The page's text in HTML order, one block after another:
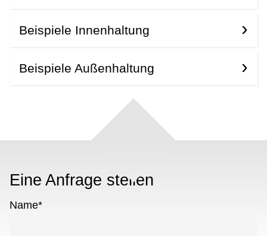
Beispiele Innenhaltung
Beispiele Außenhaltung
Eine Anfrage stellen
Name*